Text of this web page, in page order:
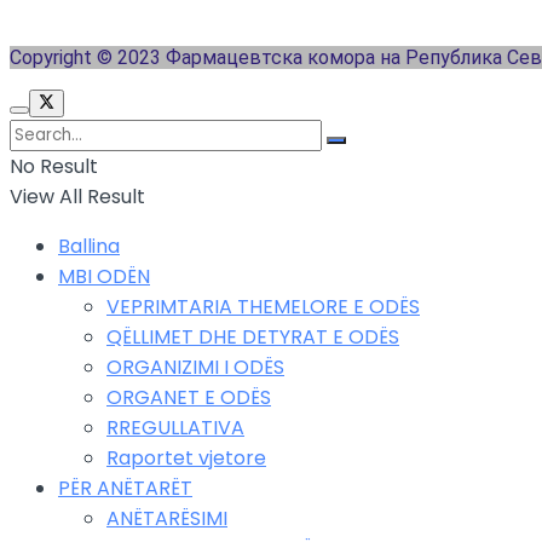
Copyright © 2023 Фармацевтска комора на Република
No Result
View All Result
Ballina
MBI ODËN
VEPRIMTARIA THEMELORE E ODËS
QËLLIMET DHE DETYRAT E ODËS
ORGANIZIMI I ODËS
ORGANET E ODËS
RREGULLATIVA
Raportet vjetore
PËR ANËTARËT
ANËTARËSIMI